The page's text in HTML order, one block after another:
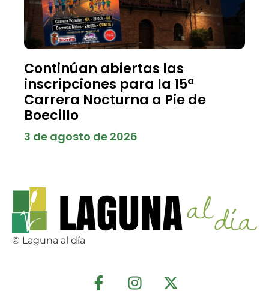
Continúan abiertas las
inscripciones para la 15ª
Carrera Nocturna a Pie de
Boecillo
3 de agosto de 2026
© Laguna al día